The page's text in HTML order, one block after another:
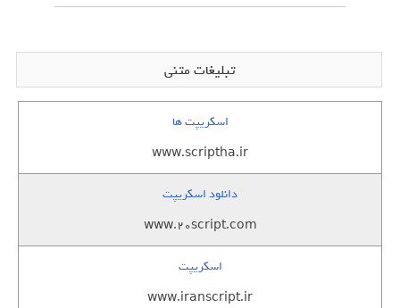
تبلیغات متنی
اسکریپت ها
www.scriptha.ir
دانلود اسکریپت
www.20script.com
اسکریپت
www.iranscript.ir